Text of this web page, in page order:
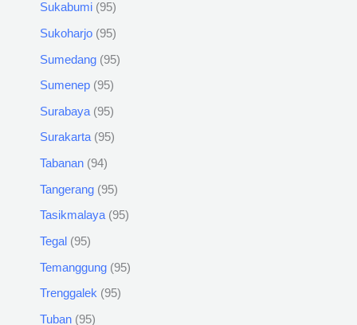
Sukabumi 95
Sukoharjo 95
Sumedang 95
Sumenep 95
Surabaya 95
Surakarta 95
Tabanan 94
Tangerang 95
Tasikmalaya 95
Tegal 95
Temanggung 95
Trenggalek 95
Tuban 95